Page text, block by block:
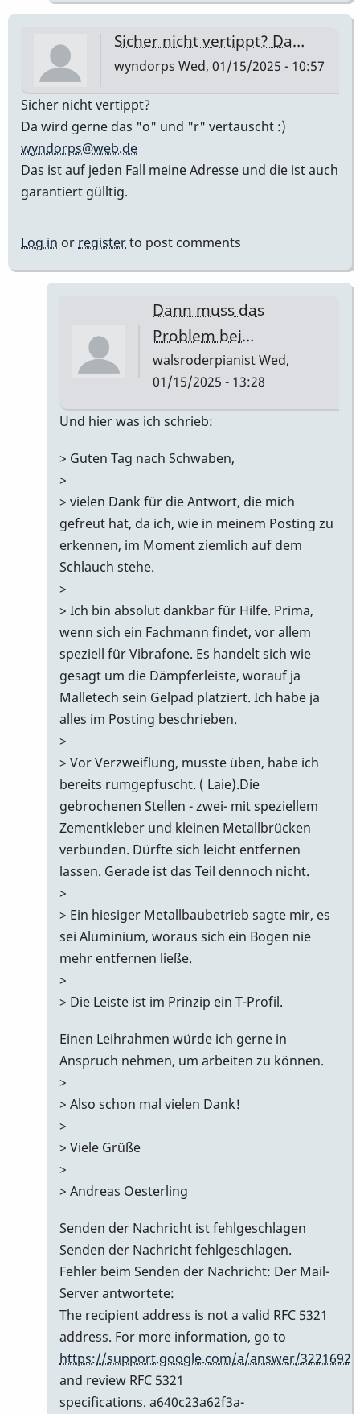
Sicher nicht vertippt? Da…
wyndorps Wed, 01/15/2025 - 10:57
Sicher nicht vertippt?
Da wird gerne das "o" und "r" vertauscht :)
wyndorps@web.de
Das ist auf jeden Fall meine Adresse und die ist auch
garantiert gülltig.
Log in or registerto post comments
Dann muss das
Problem bei…
walsroderpianistWed,
01/15/2025 - 13:28
In
to
nicht
vertippt?
Da…
by
Und hier was ich schrieb:
> Guten Tag nach Schwaben,
>
> vielen Dank für die Antwort, die mich
gefreut hat, da ich, wie in meinem Posting zu
erkennen, im Moment ziemlich auf dem
Schlauch stehe.
>
> Ich bin absolut dankbar für Hilfe. Prima,
wenn sich ein Fachmann findet, vor allem
speziell für Vibrafone. Es handelt sich wie
gesagt um die Dämpferleiste, worauf ja
Malletech sein Gelpad platziert. Ich habe ja
alles im Posting beschrieben.
>
> Vor Verzweiflung, musste üben, habe ich
bereits rumgepfuscht. ( Laie).Die
gebrochenen Stellen - zwei- mit speziellem
Zementkleber und kleinen Metallbrücken
verbunden. Dürfte sich leicht entfernen
lassen. Gerade ist das Teil dennoch nicht.
>
> Ein hiesiger Metallbaubetrieb sagte mir, es
sei Aluminium, woraus sich ein Bogen nie
mehr entfernen ließe.
>
> Die Leiste ist im Prinzip ein T-Profil.
Einen Leihrahmen würde ich gerne in
Anspruch nehmen, um arbeiten zu können.
>
> Also schon mal vielen Dank!
>
> Viele Grüße
>
> Andreas Oesterling
Senden der Nachricht ist fehlgeschlagen
Senden der Nachricht fehlgeschlagen.
Fehler beim Senden der Nachricht: Der Mail-
Server antwortete:
The recipient address is not a valid RFC 5321
address. For more information, go to
https://support.google.com/a/answer/3221692
and review RFC 5321
specifications. a640c23a62f3a-